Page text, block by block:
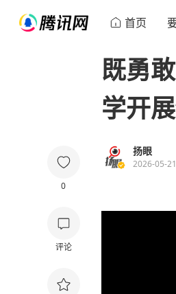
首页
0
评论
既勇
学开
扬眼
2026-05-